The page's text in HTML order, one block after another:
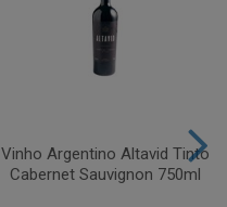
Vinho Argentino Altavid Tinto
Cabernet Sauvignon 750ml